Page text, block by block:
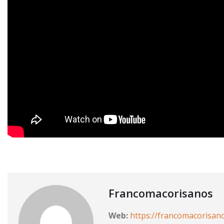
Francomacorisanos
Web: https://